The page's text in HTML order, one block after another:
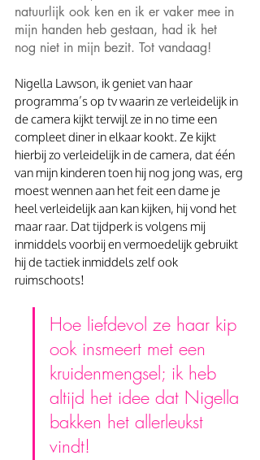
natuurlijk ook ken en ik er vaker mee in
mijn handen heb gestaan, had ik het
nog niet in mijn bezit. Tot vandaag!
Nigella Lawson, ik geniet van haar
programma’s op tv waarin ze verleidelijk in
de camera kijkt terwijl ze in no time een
compleet diner in elkaar kookt. Ze kijkt
hierbij zo verleidelijk in de camera, dat één
van mijn kinderen toen hij nog jong was, erg
moest wennen aan het feit een dame je
heel verleidelijk aan kan kijken, hij vond het
maar raar. Dat tijdperk is volgens mij
inmiddels voorbij en vermoedelijk gebruikt
hij de tactiek inmiddels zelf ook
ruimschoots!
Hoe liefdevol ze haar kip
ook insmeert met een
kruidenmengsel; ik heb
altijd het idee dat Nigella
bakken het allerleukst
vindt!